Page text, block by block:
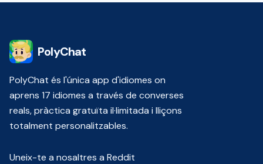
PolyChat
PolyChat és l'única app d'idiomes on
aprens 17 idiomes a través de converses
reals, pràctica gratuïta il·limitada i lliçons
totalment personalitzables.
Uneix-te a nosaltres a Reddit